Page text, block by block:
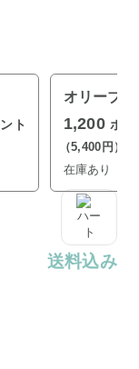
ト
オリーブ
1,200 ポ
（5,400円）
在庫あり
送料込み